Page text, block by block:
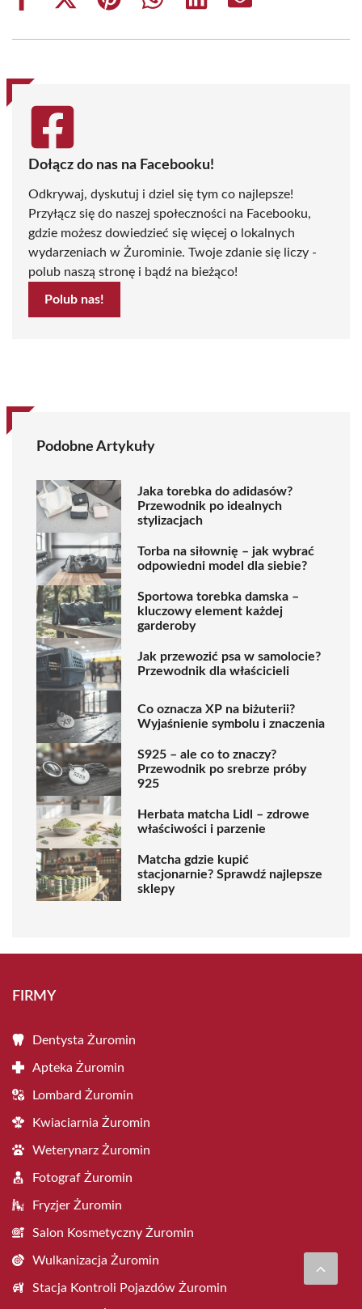
Share
Share
(Twitter)
Share
Share
Share
Share
Dołącz do nas na Facebooku!
Odkrywaj, dyskutuj i dziel się tym co najlepsze!
Przyłącz się do naszej społeczności na Facebooku,
gdzie możesz dowiedzieć się więcej o lokalnych
wydarzeniach w Żurominie. Twoje zdanie się liczy -
polub naszą stronę i bądź na bieżąco!
Polub nas!
Podobne Artykuły
Jaka torebka do adidasów?
Przewodnik po idealnych
stylizacjach
Torba na siłownię – jak wybrać
odpowiedni model dla siebie?
Sportowa torebka damska –
kluczowy element każdej
garderoby
Jak przewozić psa w samolocie?
Przewodnik dla właścicieli
Co oznacza XP na biżuterii?
Wyjaśnienie symbolu i znaczenia
S925 – ale co to znaczy?
Przewodnik po srebrze próby
925
Herbata matcha Lidl – zdrowe
właściwości i parzenie
Matcha gdzie kupić
stacjonarnie? Sprawdź najlepsze
sklepy
FIRMY
Dentysta Żuromin
Apteka Żuromin
Lombard Żuromin
Kwiaciarnia Żuromin
Weterynarz Żuromin
Fotograf Żuromin
Fryzjer Żuromin
Salon Kosmetyczny Żuromin
Wulkanizacja Żuromin
Stacja Kontroli Pojazdów Żuromin